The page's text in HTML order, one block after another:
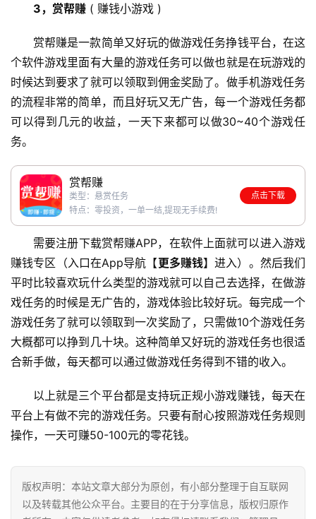
首
页
挖
赚
简
评
手
赚
A
P
P
登录 注册
3，赏帮赚 ( 赚钱小游戏 )
赏帮赚是一款简单又好玩的做游戏任务挣钱平台，在这
个软件游戏里面有大量的游戏任务可以做也就是在玩游戏的
时候达到要求了就可以领取到佣金奖励了。做手机游戏任务
的流程非常的简单，而且好玩又无广告，每一个游戏任务都
可以得到几元的收益，一天下来都可以做30~40个游戏任
务。
赏帮赚
类型：悬赏任务
特点：零投资，一单一结,提现无手续费!
点击下载
需要注册下载赏帮赚APP，在软件上面就可以进入游戏
赚钱专区（入口在App导航【更多赚钱】进入）。然后我们
平时比较喜欢玩什么类型的游戏就可以自己去选择，在做游
戏任务的时候是无广告的，游戏体验比较好玩。每完成一个
游戏任务了就可以领取到一次奖励了，只需做10个游戏任务
大概都可以挣到几十块。这种简单又好玩的游戏任务也很适
合新手做，每天都可以通过做游戏任务得到不错的收入。
以上就是三个平台都是支持玩正规小游戏赚钱，每天在
平台上有做不完的游戏任务。只要有耐心按照游戏任务规则
操作，一天可赚50-100元的零花钱。
版权声明：本站文章大部分为原创，有小部分整理于自互联网
以及转载其他公众平台。主要目的在于分享信息，版权归原作